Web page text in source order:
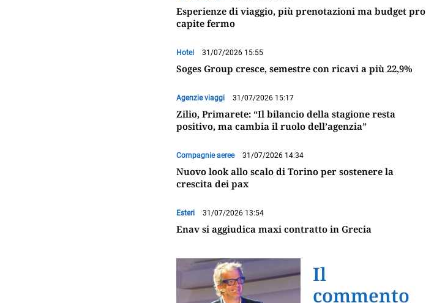
Esperienze di viaggio, più prenotazioni ma budget pro
capite fermo
Hotel 31/07/2026 15:55
Soges Group cresce, semestre con ricavi a più 22,9%
Agenzie viaggi 31/07/2026 15:17
Zilio, Primarete: “Il bilancio della stagione resta
positivo, ma cambia il ruolo dell’agenzia”
Compagnie aeree 31/07/2026 14:34
Nuovo look allo scalo di Torino per sostenere la
crescita dei pax
Esteri 31/07/2026 13:54
Enav si aggiudica maxi contratto in Grecia
Il
commento